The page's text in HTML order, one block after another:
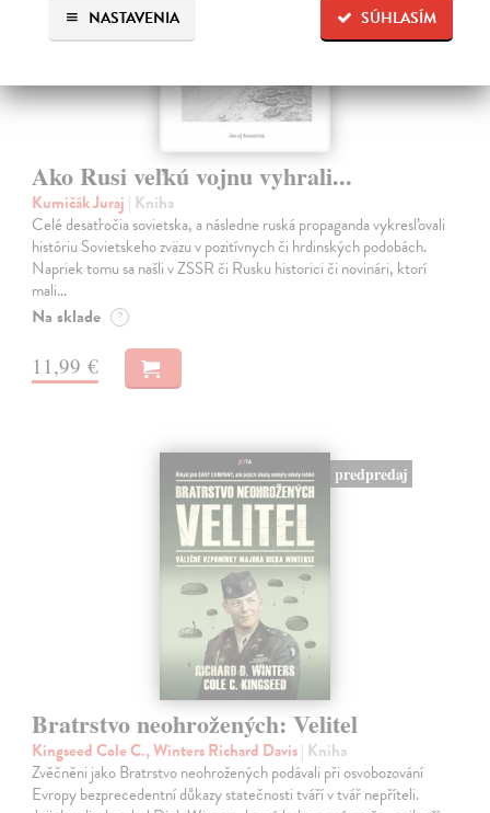
SÚHLASÍM
NASTAVENIA
Ako Rusi veľkú vojnu vyhrali...
Kumičák Juraj | Kniha
Celé desaťročia sovietska, a následne ruská propaganda vykresľovali
históriu Sovietskeho zväzu v pozitívnych či hrdinských podobách.
Napriek tomu sa našli v ZSSR či Rusku historici či novinári, ktorí
mali…
Na sklade ?
11,99 €
predpredaj
Bratrstvo neohrožených: Velitel
Kingseed Cole C., Winters Richard Davis| Kniha
Zvěčněni jako Bratrstvo neohrožených podávali při osvobozování
Evropy bezprecedentní důkazy statečnosti tváří v tvář nepříteli.